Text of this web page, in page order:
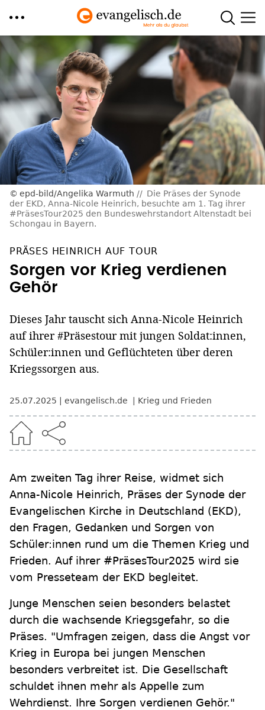
Direkt
zum
Inhalt
epd-bild/Angelika Warmuth
Die Präses der Synode
der EKD, Anna-Nicole Heinrich, besuchte am 1. Tag ihrer
#PräsesTour2025 den Bundeswehrstandort Altenstadt bei
Schongau in Bayern.
PRÄSES HEINRICH AUF TOUR
Sorgen vor Krieg verdienen
Gehör
Dieses Jahr tauscht sich Anna-Nicole Heinrich
auf ihrer #Präsestour mit jungen Soldat:innen,
Schüler:innen und Geflüchteten über deren
Kriegssorgen aus.
25.07.2025 evangelisch.de Krieg und Frieden
Am zweiten Tag ihrer Reise, widmet sich
Anna-Nicole Heinrich, Präses der Synode der
Evangelischen Kirche in Deutschland (EKD),
den Fragen, Gedanken und Sorgen von
Schüler:innen rund um die Themen Krieg und
Frieden. Auf ihrer #PräsesTour2025 wird sie
vom Presseteam der EKD begleitet.
Junge Menschen seien besonders belastet
durch die wachsende Kriegsgefahr, so die
Präses. "Umfragen zeigen, dass die Angst vor
Krieg in Europa bei jungen Menschen
besonders verbreitet ist. Die Gesellschaft
schuldet ihnen mehr als Appelle zum
Wehrdienst. Ihre Sorgen verdienen Gehör."